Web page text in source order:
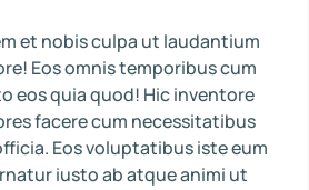
et nobis culpa ut laudantium
Eos omnis temporibus cum
eos quia quod! Hic inventore
facere cum necessitatibus
Eos voluptatibus iste eum
iusto ab atque animi ut